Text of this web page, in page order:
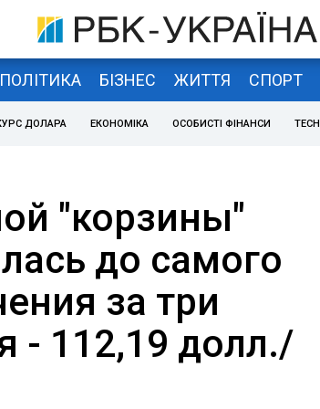
ПОЛІТИКА БІЗНЕС ЖИТТЯ СПОРТ
ДОЛАРА ЕКОНОМІКА ОСОБИСТІ ФІНАНСИ TECH
"корзины"
до самого
за три
- 112,19 долл./